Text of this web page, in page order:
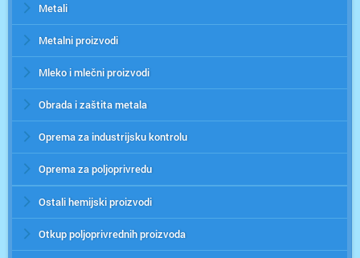
Metali
Metalni proizvodi
Mleko i mlečni proizvodi
Obrada i zaštita metala
Oprema za industrijsku kontrolu
Oprema za poljoprivredu
Ostali hemijski proizvodi
Otkup poljoprivrednih proizvoda